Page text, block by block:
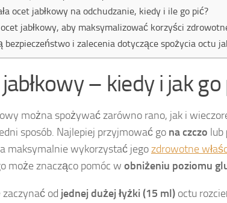
ocet jabłkowy na odchudzanie, kiedy i ile go pić?
jabłkowy, aby maksymalizować korzyści
bezpieczeństwo i zalecenia dotyczące spożycia octu
– kiedy i jak go
można spożywać zarówno rano, jak i
sposób. Najlepiej przyjmować go na czczo lub
maksymalnie wykorzystać jegozdrowotne
może znacząco pomóc w obniżeniu poziomu
od jednej dużej łyżki (15 ml) octu